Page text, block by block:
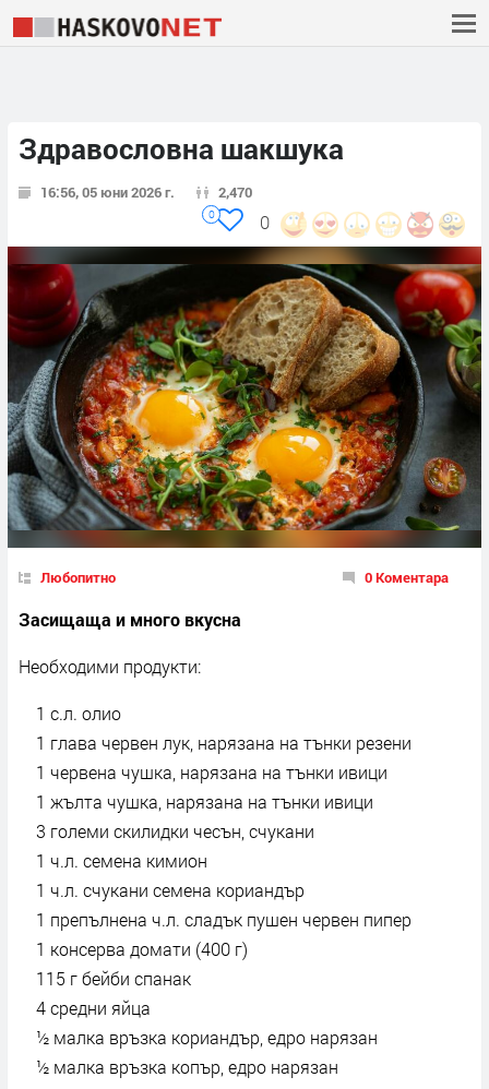
Здравословна шакшука
16:56, 05 юни 2026 г. 2,470
0
0
Любопитно 0 Коментара
Засищаща и много вкусна
Необходими продукти:
1 с.л. олио
1 глава червен лук, нарязана на тънки резени
1 червена чушка, нарязана на тънки ивици
1 жълта чушка, нарязана на тънки ивици
3 големи скилидки чесън, счукани
1 ч.л. семена кимион
1 ч.л. счукани семена кориандър
1 препълнена ч.л. сладък пушен червен пипер
1 консерва домати (400 г)
115 г бейби спанак
4 средни яйца
½ малка връзка кориандър, едро нарязан
½ малка връзка копър, едро нарязан